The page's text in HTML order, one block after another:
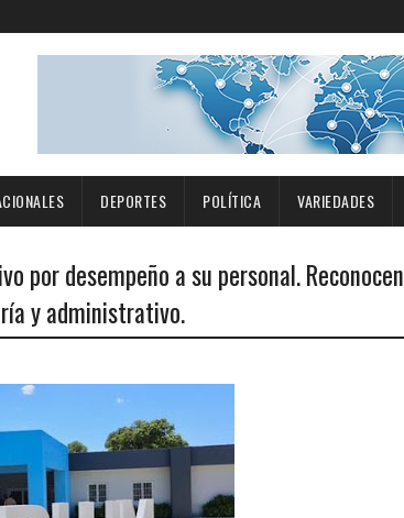
DEPORTES POLÍTICA VARIEDADES
por desempeño a su personal.
y administrativo.